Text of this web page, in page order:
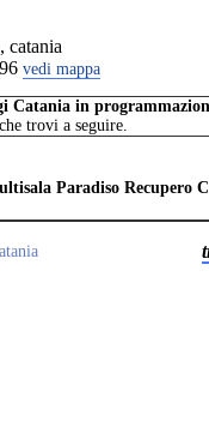
catania
vedi mappa
Catania in
trovi a seguire.
Paradiso Recupero